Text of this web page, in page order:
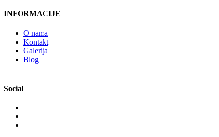
INFORMACIJE
O nama
Kontakt
Galerija
Blog
Social